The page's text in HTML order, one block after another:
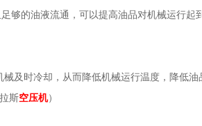
够的油液流通，可以提高油品对机械运行起
及时冷却，从而降低机械运行温度，降低油
斯空压机）